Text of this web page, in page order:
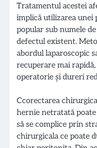
Tratamentul acestei
implică utilizarea unei
popular sub numele
defectul existent.
abordul laparoscopic
recuperare mai
operatorie și dureri
Ccorectarea
hernie netratată
să se complice prin
chirurgicala ce poate